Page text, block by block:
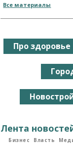
Все материалы
Про здоровье
Лента
Бизнес Власть